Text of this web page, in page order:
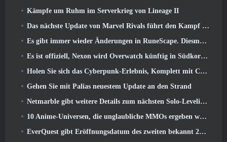
Kämpfe um Ruhm im Serverkrieg von Lineage II
Das nächste Update von Marvel Rivals führt den Kampf zu den Göttern
Es gibt immer wieder Änderungen in RuneScape. Diesmal handelt es sich um Spielerunterkünfte
Es ist offiziell, Nexon wird Overwatch künftig in Südkorea veröffentlichen
Holen Sie sich das Cyberpunk-Erlebnis, Komplett mit Cyberpsychose, Im nächsten Crossover-Event von Apex Legends
Gehen Sie mit Palias neuestem Update an den Strand
Netmarble gibt weitere Details zum nächsten Solo-Leveling-Spiel bekannt, Solo-Leveling: KARMA auf der Anime Expo
10 Anime-Universen, die unglaubliche MMOs ergeben würden
EverQuest gibt Eröffnungsdatum des zweiten bekannt 2026 Zeitlich begrenzter Erweiterungsserver